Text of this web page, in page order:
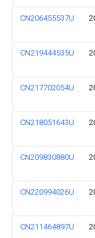
CN206455537U
CN219444535U
CN217702054U
CN218051643U
CN209830880U
CN220994026U
CN211464897U